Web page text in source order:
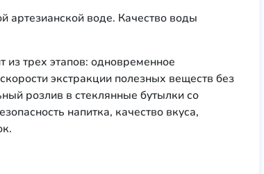
артезианской воде. Качество воды
из трех этапов: одновременное
экстракции полезных веществ без
розлив в стеклянные бутылки со
напитка, качество вкуса,